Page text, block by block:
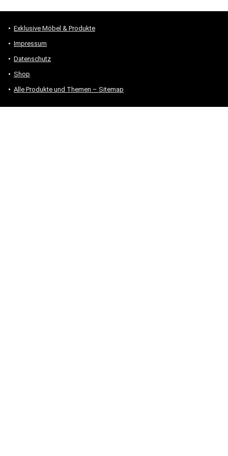
Exklusive Möbel & Produkte
Impressum
Datenschutz
Shop
Alle Produkte und Themen – Sitemap